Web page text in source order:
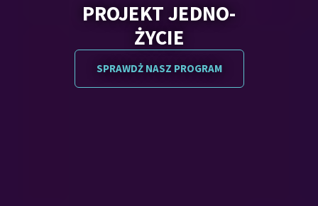
PROJEKT JEDNO-
ŻYCIE
SPRAWDŻ NASZ PROGRAM